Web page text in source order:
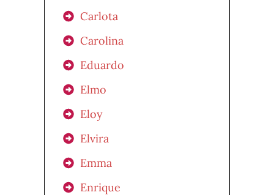
Carlota
Carolina
Eduardo
Elmo
Eloy
Elvira
Emma
Enrique